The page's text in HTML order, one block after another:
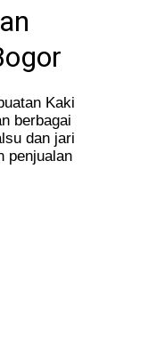
Kaki
berbagai
dan jari
penjualan